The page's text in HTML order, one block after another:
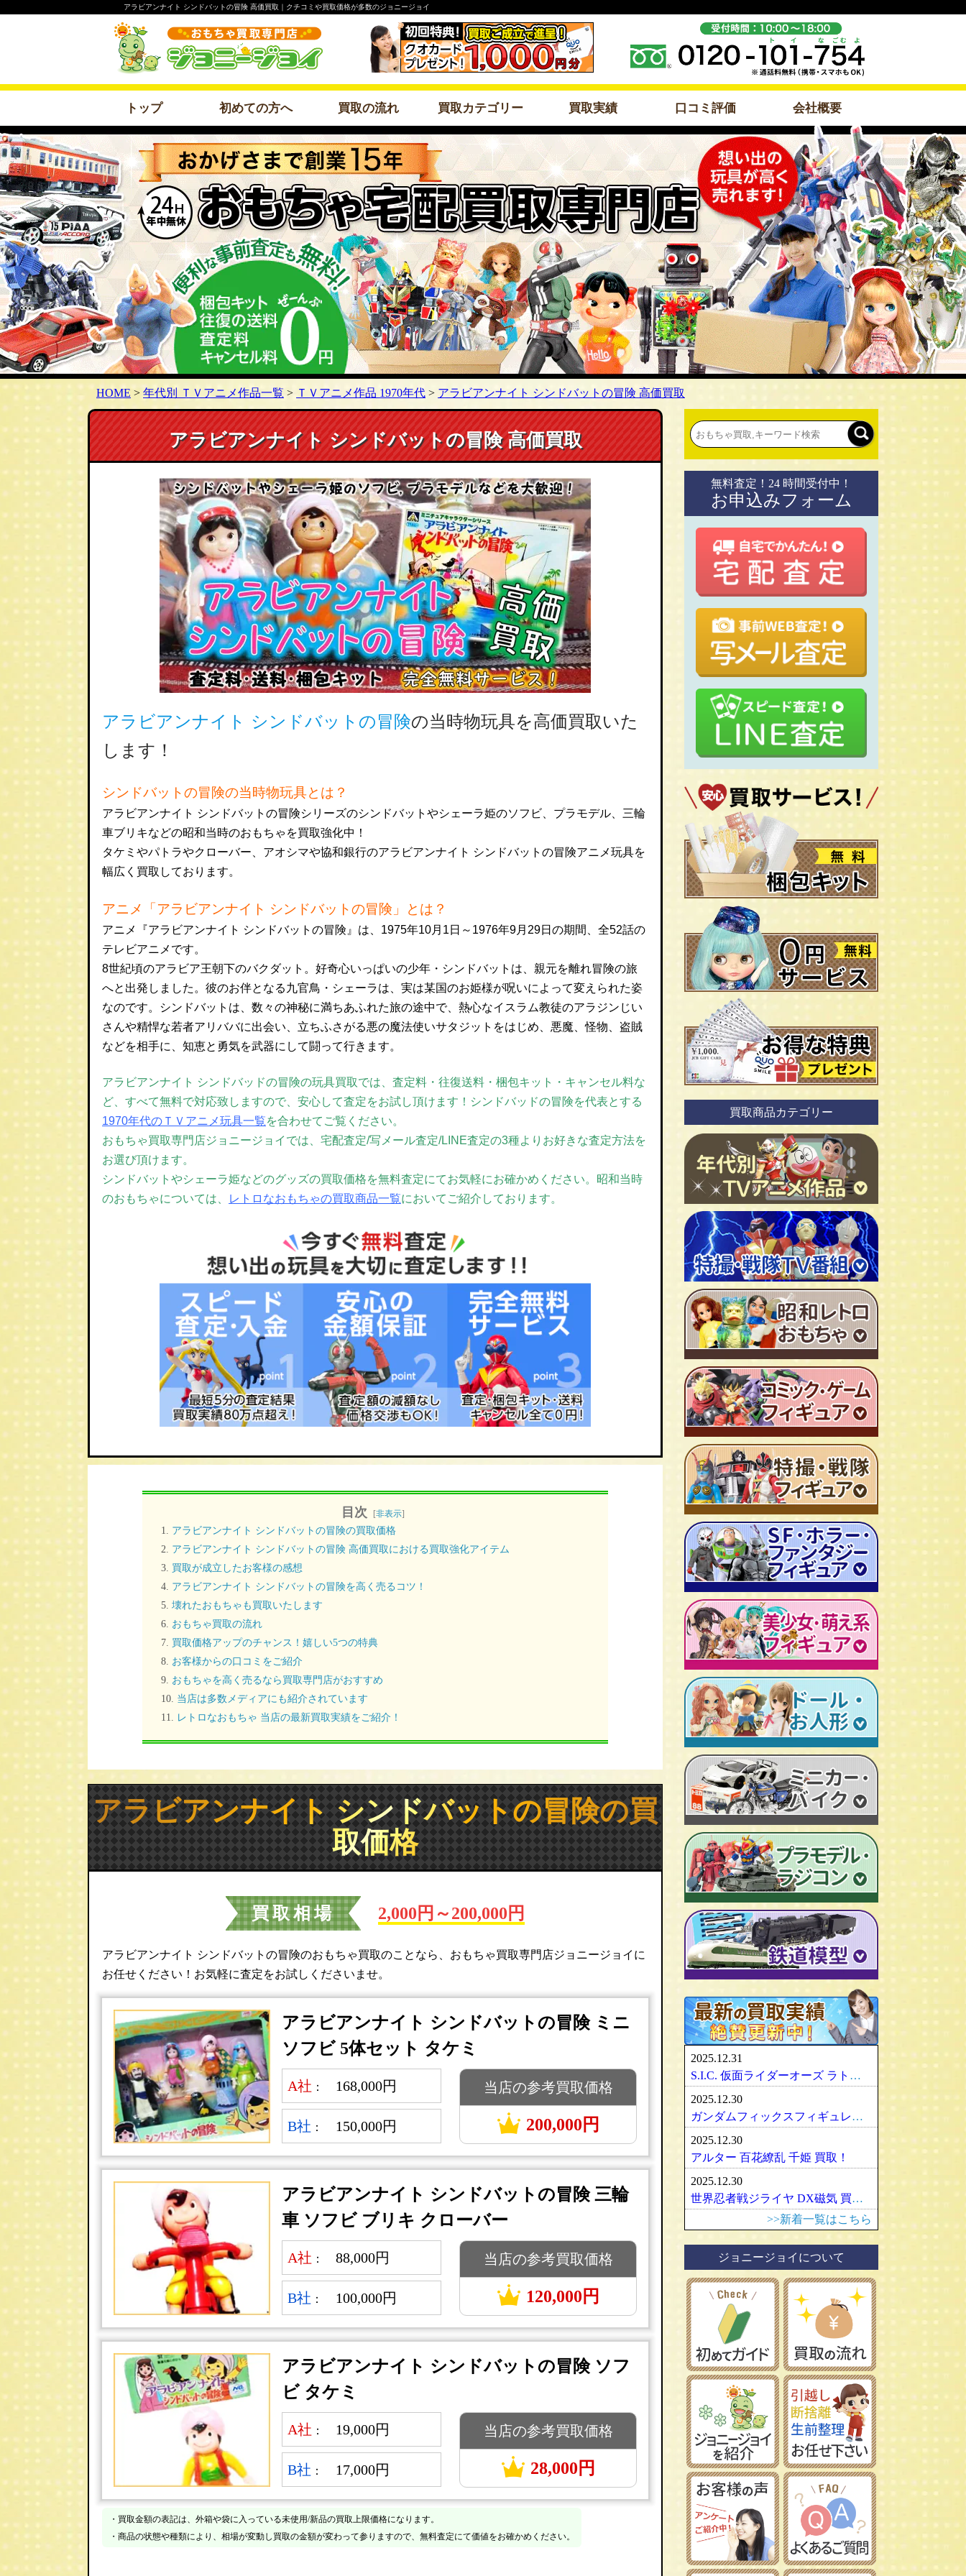
アラビアンナイト シンドバットの冒険 高価買取｜クチコミや買取価格が多数のジョニージョイ
トップ 初めての方へ 買取の流れ 買取カテゴリー 買取実績 口コミ評価 会社概要
HOME > 年代別 ＴＶアニメ作品一覧 > ＴＶアニメ作品 1970年代 > アラビアンナイト シンドバットの冒険 高価買取
アラビアンナイト シンドバットの冒険 高価買取
アラビアンナイト シンドバットの冒険の当時物玩具を高価買取いた
します！
シンドバットの冒険の当時物玩具とは？
アラビアンナイト シンドバットの冒険シリーズのシンドバットやシェーラ姫のソフビ、プラモデル、三輪
車ブリキなどの昭和当時のおもちゃを買取強化中！
タケミやパトラやクローバー、アオシマや協和銀行のアラビアンナイト シンドバットの冒険アニメ玩具を
幅広く買取しております。
アニメ「アラビアンナイト シンドバットの冒険」とは？
アニメ『アラビアンナイト シンドバットの冒険』は、1975年10月1日～1976年9月29日の期間、全52話の
テレビアニメです。
8世紀頃のアラビア王朝下のバクダット。好奇心いっぱいの少年・シンドバットは、親元を離れ冒険の旅
へと出発しました。彼のお伴となる九官鳥・シェーラは、実は某国のお姫様が呪いによって変えられた姿
なのです。シンドバットは、数々の神秘に満ちあふれた旅の途中で、熱心なイスラム教徒のアラジンじい
さんや精悍な若者アリババに出会い、立ちふさがる悪の魔法使いサタジットをはじめ、悪魔、怪物、盗賊
などを相手に、知恵と勇気を武器にして闘って行きます。
アラビアンナイト シンドバッドの冒険の玩具買取では、査定料・往復送料・梱包キット・キャンセル料な
ど、すべて無料で対応致しますので、安心して査定をお試し頂けます！シンドバッドの冒険を代表とする
1970年代のＴＶアニメ玩具一覧を合わせてご覧ください。
おもちゃ買取専門店ジョニージョイでは、宅配査定/写メール査定/LINE査定の3種よりお好きな査定方法を
お選び頂けます。
シンドバットやシェーラ姫などのグッズの買取価格を無料査定にてお気軽にお確かめください。 昭和当時
のおもちゃについては、
レトロなおもちゃの買取商品一覧においてご紹介しております。
目次 [非表示]
アラビアンナイト シンドバットの冒険の買取価格
アラビアンナイト シンドバットの冒険 高価買取における買取強化アイテム
買取が成立したお客様の感想
アラビアンナイト シンドバットの冒険を高く売るコツ！
壊れたおもちゃも買取いたします
おもちゃ買取の流れ
買取価格アップのチャンス！嬉しい5つの特典
お客様からの口コミをご紹介
おもちゃを高く売るなら買取専門店がおすすめ
当店は多数メディアにも紹介されています
レトロなおもちゃ 当店の最新買取実績をご紹介！
アラビアンナイト シンドバットの冒険の買
取価格
買取相場 2,000円～200,000円
アラビアンナイト シンドバットの冒険のおもちゃ買取のことなら、おもちゃ買取専門店ジョニージョイに
お任せください！お気軽に査定をお試しくださいませ。
アラビアンナイト シンドバットの冒険 ミニ
ソフビ 5体セット タケミ
A社 ： 168,000円
B社 ： 150,000円
当店の参考買取価格
200,000円
アラビアンナイト シンドバットの冒険 三輪
車 ソフビ ブリキ クローバー
A社 ： 88,000円
B社 ： 100,000円
当店の参考買取価格
120,000円
アラビアンナイト シンドバットの冒険 ソフ
ビ タケミ
A社 ： 19,000円
B社 ： 17,000円
当店の参考買取価格
28,000円
・買取金額の表記は、外箱や袋に入っている未使用/新品の買取上限価格になります。
・商品の状態や種類により、相場が変動し買取の金額が変わって参りますので、無料査定にて価値をお確かめください。
無料査定！24 時間受付中！
お申込みフォーム
買取商品カテゴリー
ＴＶアニメ作品 1960年代
ＴＶアニメ作品 1970年代
ＴＶアニメ作品 1980年代
特撮・戦隊 TV番組 1960年代
超合金・DX超合金
ソフビ
広告ノベルティグッズ
ジャンボマシンダー
キャラクター消しゴム
ビックリマンシール
ダイアクロン
変身サイボーグ
昭和レトロなミニカー
ミクロマン
レトロプラモデル
旧トランスフォーマー
ビンテージ セルロイド人形
仮面ライダーカード
マルサン/MARUSAN
ブルマァク/BULLMARK
ポピー/POPY
旧タカラ/TAKARA
旧バンダイ/BANDAI
タカトクトイス/T.T
中嶋製作所
ヨネザワ/米澤玩具
ワンピース/ONE PIECE
聖闘士聖矢
キン肉マン
ドラゴンボール
北斗の拳
ルパン三世
鉄人28号
新世紀エヴァンゲリオン
AKIRA/アキラ
ドラゴンクエスト
ファイナルファンタジー/FF
P.O.P
RAH
CCP キン肉マン
超像可動
聖闘士聖衣神話
Figuarts/フィギュアーツ
ワールドコレクタブル
プレイモービル
仮面ライダー
ゴジラ
人造人間キカイダー
牙狼-GARO
機動戦士ガンダム
マジンガーＺ
ゲッターロボ
トランスフォーマー
マクロス
メタルヒーローシリーズ
スーパー戦隊
超合金魂
ROBOT魂
RAH
マスターピース
M1号
S.H.モンスターアーツ
ULTRA-ACT
SDX
スターウォーズ
プレデター/PREDATOR
エイリアン/ALIEN
ターミネーター
ロボコップ
バットマン
グレムリン
バイオハザード
ディズニー
リビングデッドドールズ/LDD
ホットトイズ/HOT TOYS
サイドショウ/SIDE SHOW
パリセイズ/PALISADES
メズコ/MEZCO
プレイアーツ/PLAY ARTS
RAH
VCD
セーラームーン
魔法少女まどか☆マギカ
フェイト/Fate
武装神姫
魔法少女リリカルなのは
艦隊これくしょん -艦これ-
けいおん！
すーぱーそに子
一騎当千
東方Project
涼宮ハルヒの憂鬱
化物語・偽物語
百花繚乱
アルター/ALTER
グッドスマイルカンパニー
壽屋/コトブキヤ
グリフォンエンタープライズ
フリーイング/FREEing
やまと/YAMATO
ダイキ工業/DAIKI
ブライス/Blythe
スーパードルフィー/ドルフィードリーム
アゾンドール/AZONE
モモコ/momoko
ハイブリッドアクティブ/HAF
えっくす☆きゅーと
ピュアニーモ
リカちゃん
バービー
シルバニアファミリー
マドレーヌちゃん
ベアブリック・BE＠RBRICK
メディコムトイ
セキグチ
ペットワークス/PetWORKs
やまと/YAMATO
ママチャップトイ
オビツドール/OBITSU
トミカ/TOMICA
エブロ/EBBRO
ミニチャンプス
hpiレーシング
ノレブ/NOREV
ダイヤペット/Diapet
アオシマ / DISM
ブラーゴ/Bburago
ヘルパ/herpa
大盛屋 ミクロペット
イクソ/IXO
ﾋﾞｰﾋﾞｰｱｰﾙ/BBR
アメリカ車
イタリア車
フランス車
ガンダム/GUNDAM
アーマード・コア
スーパーロボット大戦
魔神英雄伝ワタル
車・バイク
戦車・軍用機・軍艦
旅客機/飛行機
船・ボート
建築物
デコトラ
ミニ四駆
タミヤ/田宮模型
ハセガワ/長谷川製作所
フジミ模型/FUJIMI
アオシマ/青島文化教材社
イマイ/IMAI /今井科学
コトブキヤ/壽屋
イタレリ/ITALERI
レベル/Revell
カトー/KATO
トミックス/TOMIX
ﾏｲｸﾛｴｰｽ/MICRO ACE
ｸﾞﾘｰﾝﾏｯｸｽ/GREENMAX
ワールド工芸
Bトレインショーティー
モデモ/MODEMO
エンドウ/TER
ピノチオ模型
鉄道模型社
レーマン/LGB
Ｎゲージ
ＨＯゲージ
Ｚゲージ
車両パーツ
ストラクチャー
Ｇゲージ
Ｏゲージ
2025.12.31
S.I.C. 仮面ライダーオーズ ラトラーターコンボ買取
2025.12.30
ガンダムフィックスフィギュレーション GFF おまとめ買取！
2025.12.30
アルター 百花繚乱 千姫 買取！
2025.12.30
世界忍者戦ジライヤ DX磁気 買取！
>>新着一覧はこちら
ジョニージョイについて